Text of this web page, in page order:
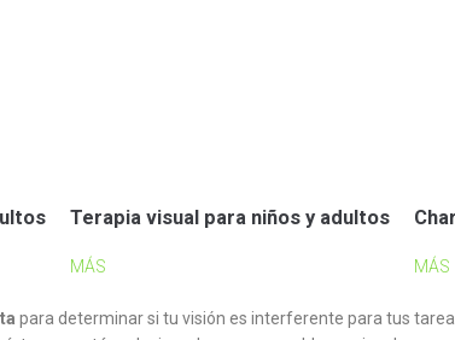
Terapia visual para niños y adultos
MÁS MÁS
para determinar si tu visión es interferente para tus